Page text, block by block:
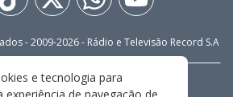
- 2009-2026- Rádio e Televisão Record S.A
FALE CONOSCO PRIVACIDADE
e tecnologia para